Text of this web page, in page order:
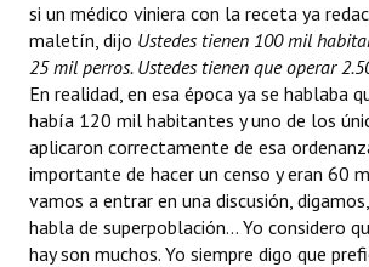
si un médico viniera con la receta ya
maletín, dijo  Ustedes tienen 100 mil
25 mil perros. Ustedes tienen que operar
En realidad, en esa época ya se hablaba
había 120 mil habitantes y uno de los
aplicaron correctamente de esa
importante de hacer un censo y eran 60
vamos a entrar en una discusión,
habla de superpoblación... Yo considero
hay son muchos. Yo siempre digo que